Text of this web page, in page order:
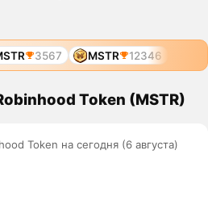
3567 MSTR 12346
Token (MSTR)
Token на сегодня (6 августа)